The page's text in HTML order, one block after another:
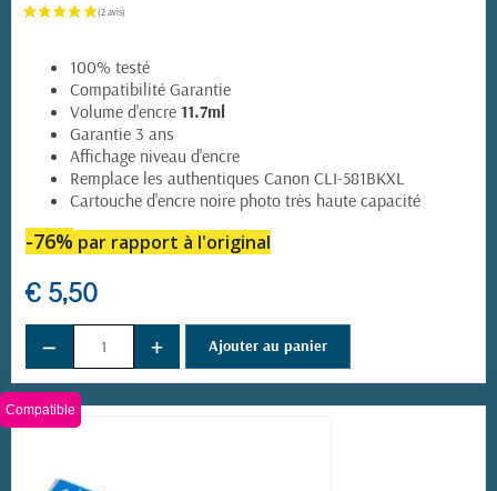
100% testé
Compatibilité Garantie
Volume d'encre 11.7ml
Garantie 3 ans
Affichage niveau d'encre
Remplace les authentiques Canon CLI-581BKXL
Cartouche d'encre noire photo très haute capacité
-76% par rapport à l'original
€ 5,50
− + Ajouter au panier
Compatible